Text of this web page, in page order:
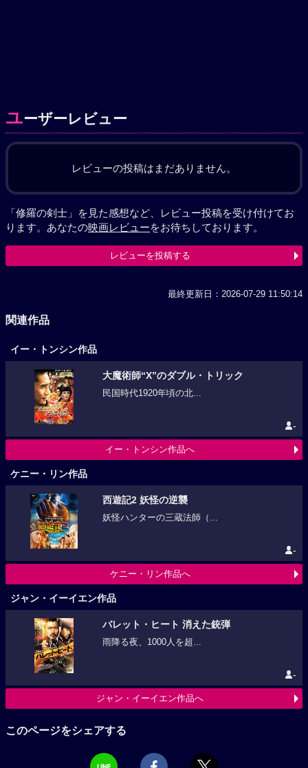
ユーザーレビュー
レビューの投稿はまだありません。
「修羅の剣士」を見た感想など、レビュー投稿を受け付けてお
ります。あなたの映画レビューをお待ちしております。
レビューを投稿する
最終更新日：2026-07-29 11:50:14
関連作品
イー・トンシン作品
大魔術師“X”のダブル・トリック
民国時代1920年頃の北...
-
イー・トンシン作品へ
ケニー・リン作品
西遊記2 妖怪の逆襲
妖怪ハンターの三蔵法師（...
-
ケニー・リン作品へ
ジャン・イーイエン作品
バレット・ヒート 消えた銃弾
雨降る夜、1000人を超...
-
ジャン・イーイエン作品へ
このページをシェアする